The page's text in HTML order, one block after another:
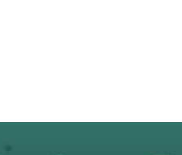
July 22, 2025